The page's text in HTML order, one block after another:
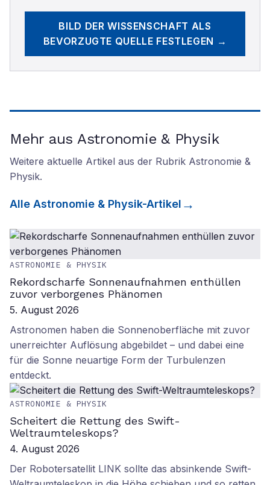
BILD DER WISSENSCHAFT ALS
BEVORZUGTE QUELLE FESTLEGEN →
Mehr aus Astronomie & Physik
Weitere aktuelle Artikel aus der Rubrik Astronomie &
Physik.
Alle Astronomie & Physik-Artikel
ASTRONOMIE & PHYSIK
Rekordscharfe Sonnenaufnahmen enthüllen
zuvor verborgenes Phänomen
5. August 2026
Astronomen haben die Sonnenoberfläche mit zuvor
unerreichter Auflösung abgebildet – und dabei eine
für die Sonne neuartige Form der Turbulenzen
entdeckt.
ASTRONOMIE & PHYSIK
Scheitert die Rettung des Swift-
Weltraumteleskops?
4. August 2026
Der Robotersatellit LINK sollte das absinkende Swift-